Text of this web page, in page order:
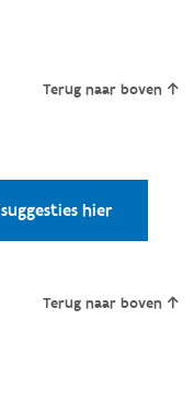
Terug naar boven
hier
Terug naar boven